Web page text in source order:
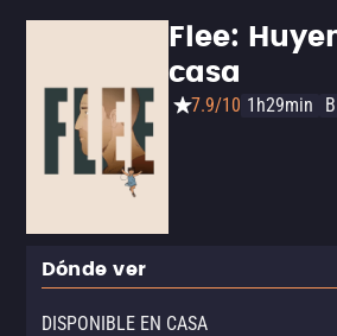
Flee:
casa
7.9/10 1h29min B
Dónde ver
DISPONIBLE EN CASA